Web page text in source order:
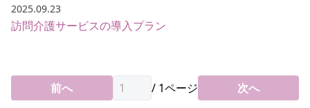
2025.09.23
訪問介護サービスの導入プラン
前へ / 1ページ 次へ